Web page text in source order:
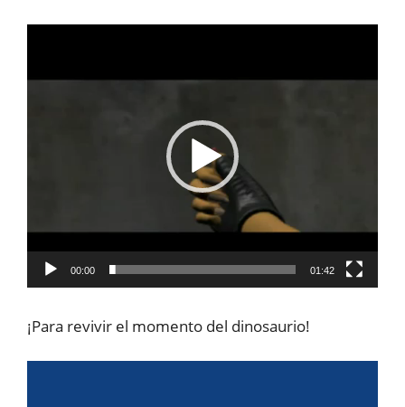
vídeo
00:00 01:42
¡Para revivir el momento del dinosaurio!